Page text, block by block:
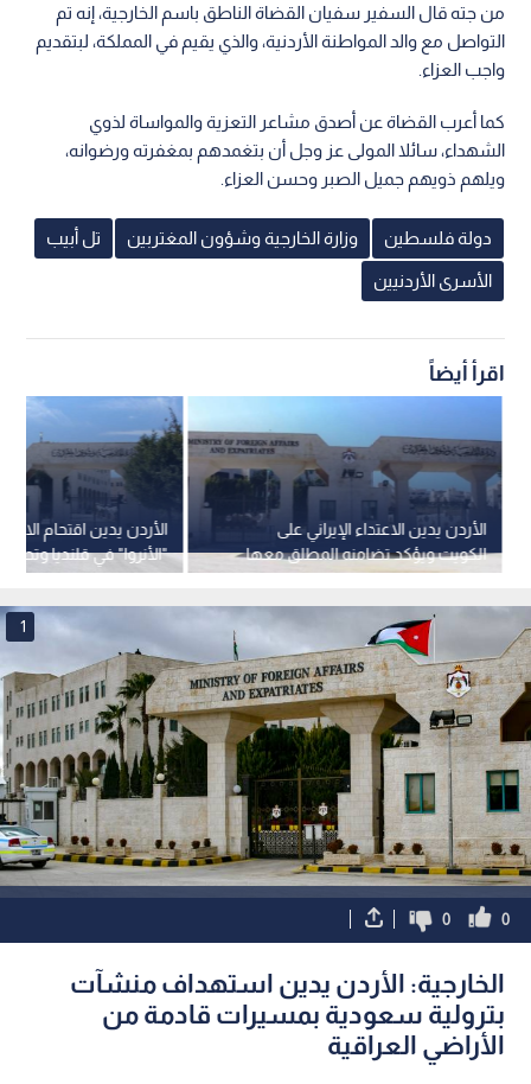
من جته قال السفير سفيان القضاة الناطق باسم الخارجية، إنه تم
التواصل مع والد المواطنة الأردنية، والذي يقيم في المملكة، لبتقديم
واجب العزاء.
كما أعرب القضاة عن أصدق مشاعر التعزية والمواساة لذوي
الشهداء، سائلا المولى عز وجل أن بتغمدهم بمغفرته ورضوانه،
ويلهم ذويهم جميل الصبر وحسن العزاء.
دولة فلسطين وزارة الخارجية وشؤون المغتربين تل أبيب
الأسرى الأردنيين
اقرأ أيضاً
الأردن يدين اقتحام
"الأنروا" في قلنديا
استهداف وجودها
الأردن يدين الاعتداء الإيراني على
الكويت ويؤكد تضامنه المطلق معها
1
0
0
الخارجية: الأردن يدين استهداف منشآت
بترولية سعودية بمسيرات قادمة من
الأراضي العراقية